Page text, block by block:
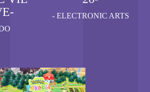
- ELECTRONIC ARTS